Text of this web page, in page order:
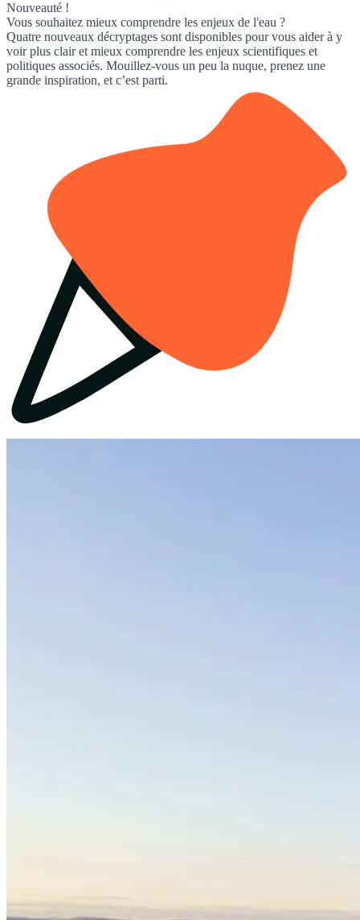
Nouveauté !
Vous souhaitez mieux comprendre les enjeux de l'eau ?
Quatre nouveaux décryptages sont disponibles pour vous aider à y
voir plus clair et mieux comprendre les enjeux scientifiques et
politiques associés. Mouillez-vous un peu la nuque, prenez une
grande inspiration, et c’est parti.